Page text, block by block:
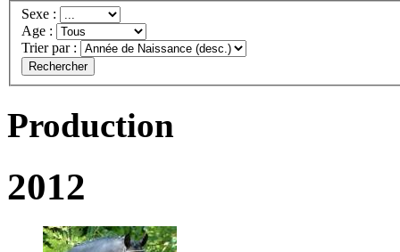
Sexe :
Age :
Trier par :
Rechercher
Production
2012